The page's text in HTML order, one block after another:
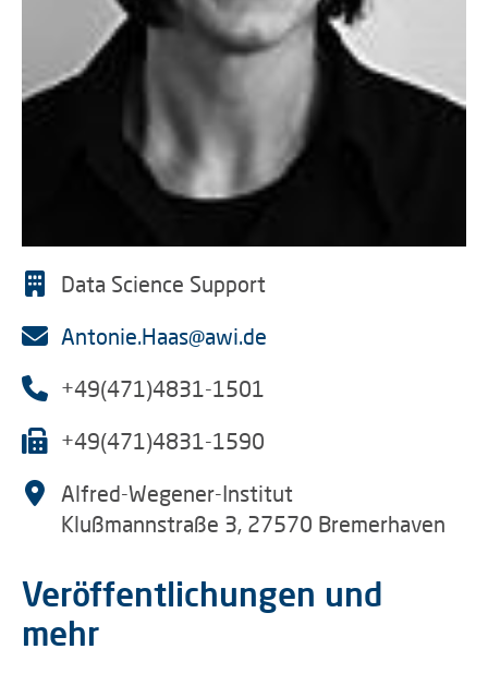
Data Science Support
Antonie.Haas@awi.de
+49(471)4831-1501
+49(471)4831-1590
Alfred-Wegener-Institut
Klußmannstraße 3, 27570 Bremerhaven
Veröffentlichungen und
mehr